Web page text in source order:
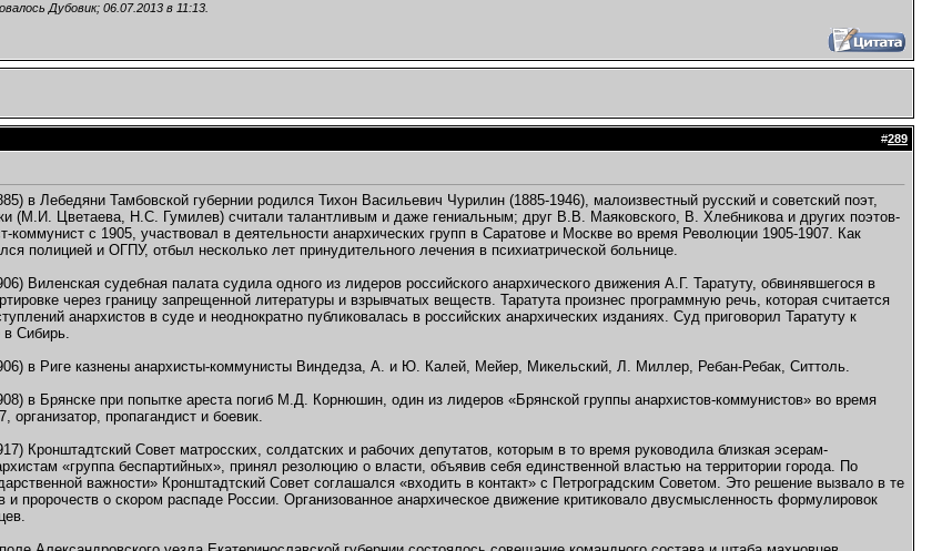
Дубовик; 06.07.2013 в 11:13
#289
в Лебедяни Тамбовской губернии родился Тихон Васильевич Чурилин (1885-1946), малоизвестный русский и советский поэт,
(М.И. Цветаева, Н.С. Гумилев) считали талантливым и даже гениальным; друг В.В. Маяковского, В. Хлебникова и других поэтов-
коммунист с 1905, участвовал в деятельности анархических групп в Саратове и Москве во время Революции 1905-1907. Как
полицией и ОГПУ, отбыл несколько лет принудительного лечения в психиатрической больнице.
Виленская судебная палата судила одного из лидеров российского анархического движения А.Г. Таратуту, обвинявшегося в
через границу запрещенной литературы и взрывчатых веществ. Таратута произнес программную речь, которая считается
анархистов в суде и неоднократно публиковалась в российских анархических изданиях. Суд приговорил Таратуту к
в Сибирь.
в Риге казнены анархисты-коммунисты Виндедза, А. и Ю. Калей, Мейер, Микельский, Л. Миллер, Ребан-Ребак, Ситтоль.
в Брянске при попытке ареста погиб М.Д. Корнюшин, один из лидеров «Брянской группы анархистов-коммунистов» во время
организатор, пропагандист и боевик.
Кронштадтский Совет матросских, солдатских и рабочих депутатов, которым в то время руководила близкая эсерам-
«группа беспартийных», принял резолюцию о власти, объявив себя единственной властью на территории города. По
важности» Кронштадтский Совет соглашался «входить в контакт» с Петроградским Советом. Это решение вызвало в те
и пророчеств о скором распаде России. Организованное анархическое движение критиковало двусмысленность формулировок